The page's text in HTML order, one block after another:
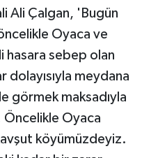
Ali Çalgan, 'Bugün
Oyaca ve
hasara sebep olan
meydana
görmek maksadıyla
Oyaca
köyümüzdeyiz.